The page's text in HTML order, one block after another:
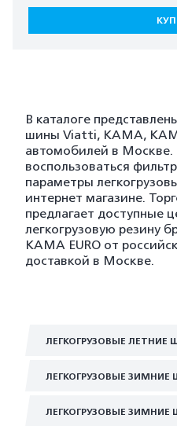
В каталоге
шины Viatti, KAMA,
автомобилей в
воспользоваться
параметры
интернет магазине.
предлагает доступные
легкогрузовую резину
KAMA EURO от
доставкой в Москве.
ЛЕГКОГРУЗОВЫЕ ЛЕТНИЕ
ЛЕГКОГРУЗОВЫЕ ЗИМНИЕ
ЛЕГКОГРУЗОВЫЕ ЗИМНИЕ